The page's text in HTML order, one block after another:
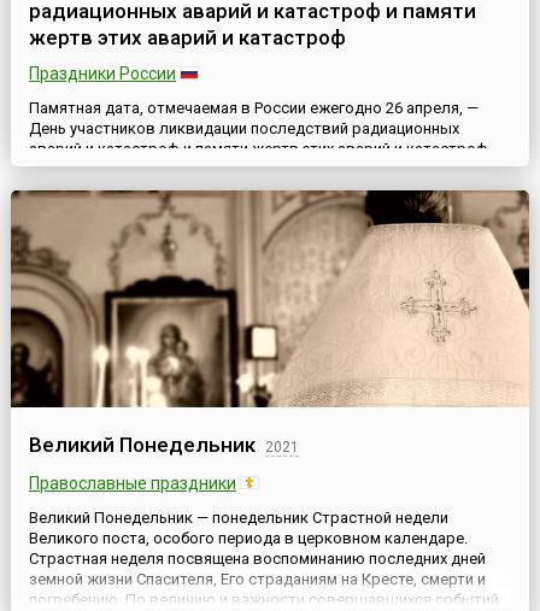
радиационных аварий и катастроф и памяти
жертв этих аварий и катастроф
Праздники России
Памятная дата, отмечаемая в России ежегодно 26 апреля, —
День участников ликвидации последствий радиационных
аварий и катастроф и памяти жертв этих аварий и катастроф —
появилась в официальном календаре российских памятных дат
спустя семь лет после аварии на Чернобыльской АЭС, печально
известной на весь мир. Она была установлена постановлением
Президиума Верховного Совета РФ от 22 апреля 1993 ...
Великий Понедельник 2021
Православные праздники
Великий Понедельник — понедельник Страстной недели
Великого поста, особого периода в церковном календаре.
Страстная неделя посвящена воспоминанию последних дней
земной жизни Спасителя, Его страданиям на Кресте, смерти и
погребению. По величию и важности совершавшихся событий